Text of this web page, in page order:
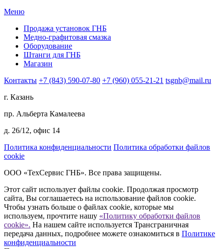
Меню
Продажа установок ГНБ
Медно-графитовая смазка
Оборудование
Штанги для ГНБ
Магазин
Контакты +7 (843) 590-07-80 +7 (960) 055-21-21 tsgnb@mail.ru
г. Казань
пр. Альберта Камалеева
д. 26/12, офис 14
Политика конфиденциальности Политика обработки файлов
cookie
ООО «ТехСервис ГНБ». Все права защищены.
Этот сайт использует файлы cookie. Продолжая просмотр
сайта, Вы соглашаетесь на использование файлов cookie.
Чтобы узнать больше о файлах cookie, которые мы
используем, прочтите нашу «Политику обработки файлов
cookie». На нашем сайте используется Трансграничная
передача данных, подробнее можете ознакомиться в Политике
конфиденциальности